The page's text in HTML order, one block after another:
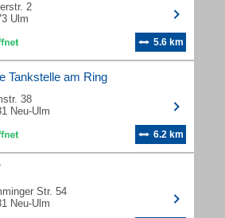
2
Ulm
5.6 km
Tankstelle am Ring
38
Neu-Ulm
6.2 km
Str. 54
Neu-Ulm